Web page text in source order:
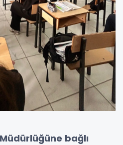
bağlı